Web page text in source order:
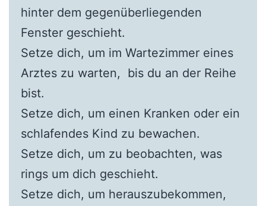
hinter dem gegenüberliegenden
Fenster geschieht.
Setze dich, um im Wartezimmer eines
Arztes zu warten, bis du an der Reihe
bist.
Setze dich, um einen Kranken oder ein
schlafendes Kind zu bewachen.
Setze dich, um zu beobachten, was
rings um dich geschieht.
Setze dich, um herauszubekommen,